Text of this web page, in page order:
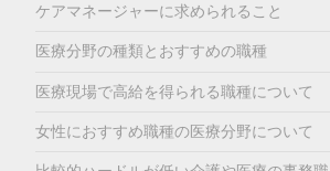
ケアマネージャーに求められること
医療分野の種類とおすすめの職種
医療現場で高給を得られる職種について
女性におすすめ職種の医療分野について